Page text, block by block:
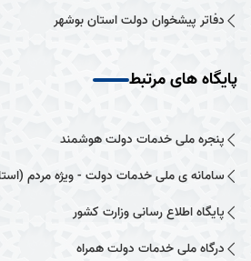
دفاتر پیشخوان دولت استان بوشهر
پایگاه های مرتبط
پنجره ملی خدمات دولت هوشمند
سامانه ی ملی خدمات دولت - ویژه مردم
پایگاه اطلاع رسانی وزارت کشور
درگاه ملی خدمات دولت همراه